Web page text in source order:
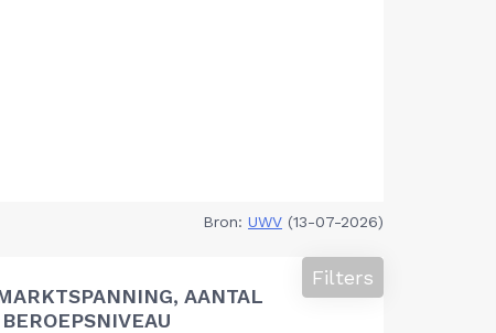
Bron: UWV (13-07-2026)
AANTAL
Filters